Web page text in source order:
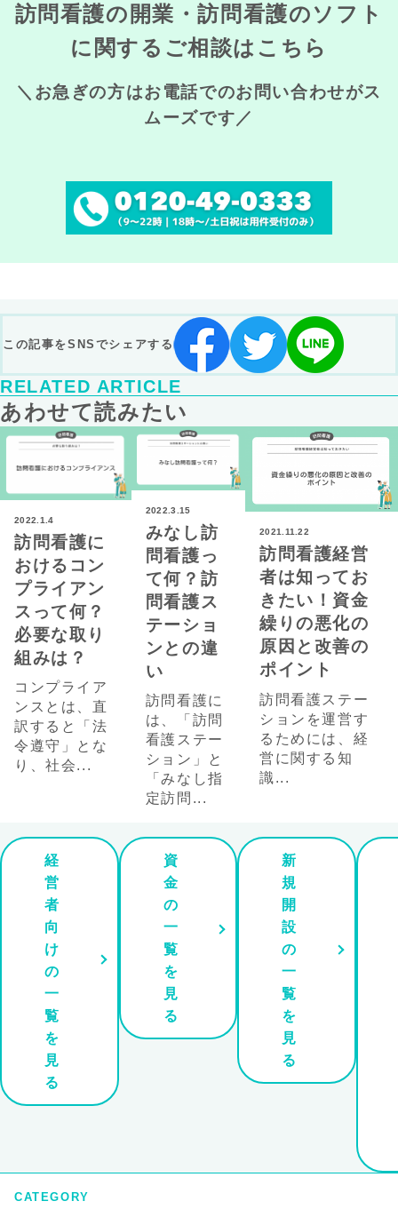
訪問看護の開業・訪問看護のソフト
に関するご相談はこちら
＼お急ぎの方はお電話でのお問い合わせがス
ムーズです／
この記事をSNSでシェアする
RELATED ARTICLE
あわせて読みたい
2022.1.4
訪問看護に
おけるコン
プライアン
スって何？
必要な取り
組みは？
コンプライア
ンスとは、直
訳すると「法
令遵守」とな
り、社会...
2022.3.15
みなし訪
問看護っ
て何？訪
問看護ス
テーショ
ンとの違
い
訪問看護に
は、「訪問
看護ステー
ション」と
「みなし指
定訪問...
2021.11.22
訪問看護経営
者は知ってお
きたい！資金
繰りの悪化の
原因と改善の
ポイント
訪問看護ステー
ションを運営す
るためには、経
営に関する知
識...
経
営
者
向
け
の
一
覧
を
見
る
資
金
の
一
覧
を
見
る
新
規
開
設
の
一
覧
を
見
る
CATEGORY